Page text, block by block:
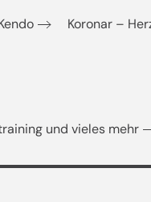
Koronar –
und vieles mehr